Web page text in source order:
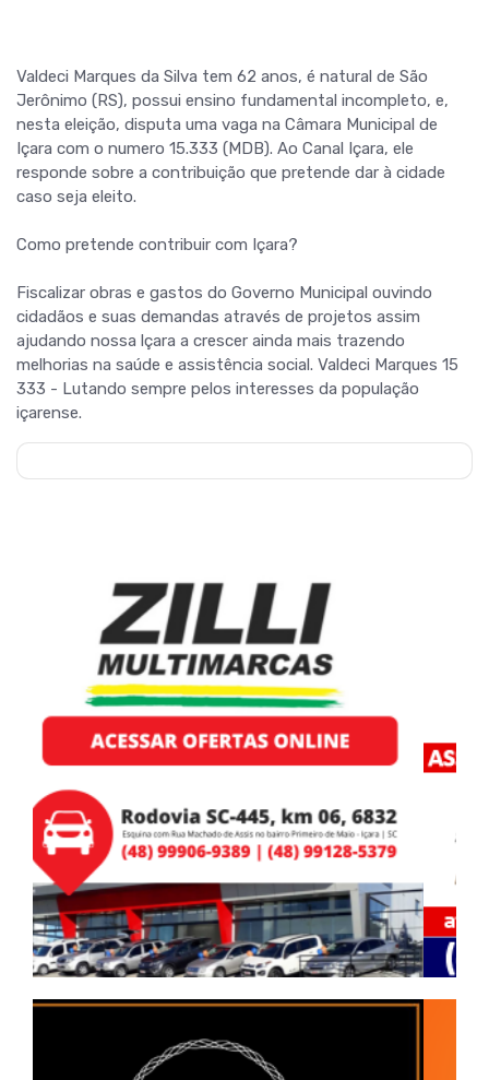
Valdeci Marques da Silva tem 62 anos, é natural de São
Jerônimo (RS), possui ensino fundamental incompleto, e,
nesta eleição, disputa uma vaga na Câmara Municipal de
Içara com o numero 15.333 (MDB). Ao Canal Içara, ele
responde sobre a contribuição que pretende dar à cidade
caso seja eleito.
Como pretende contribuir com Içara?
Fiscalizar obras e gastos do Governo Municipal ouvindo
cidadãos e suas demandas através de projetos assim
ajudando nossa lçara a crescer ainda mais trazendo
melhorias na saúde e assistência social. Valdeci Marques 15
333 - Lutando sempre pelos interesses da população
içarense.